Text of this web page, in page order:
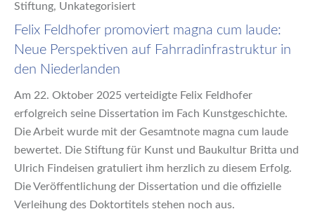
Stiftung, Unkategorisiert
Felix Feldhofer promoviert magna cum laude:
Neue Perspektiven auf Fahrradinfrastruktur in
den Niederlanden
Am 22. Oktober 2025 verteidigte Felix Feldhofer
erfolgreich seine Dissertation im Fach Kunstgeschichte.
Die Arbeit wurde mit der Gesamtnote magna cum laude
bewertet. Die Stiftung für Kunst und Baukultur Britta und
Ulrich Findeisen gratuliert ihm herzlich zu diesem Erfolg.
Die Veröffentlichung der Dissertation und die offizielle
Verleihung des Doktortitels stehen noch aus.